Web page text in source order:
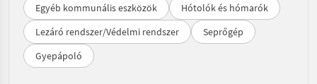
Egyéb kommunális eszközök
Hótolók és hómarók
Lezáró rendszer/Védelmi rendszer
Seprőgép
Gyepápoló